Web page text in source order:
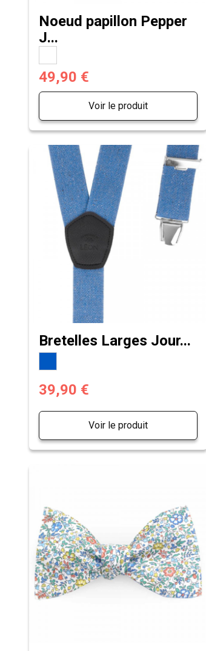
Noeud papillon Pepper
J...
49,90 €
Voir le produit
Bretelles Larges Jour...
39,90 €
Voir le produit